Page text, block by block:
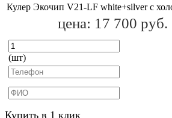
Кулер Экочип V21-LF white+silver с
цена: 17 700 руб.
(шт)
Купить в 1 клик